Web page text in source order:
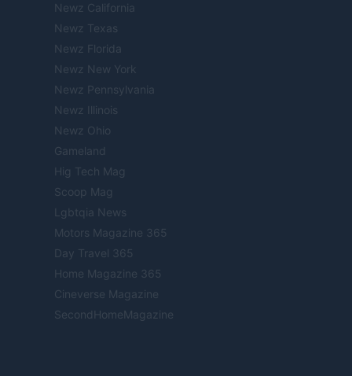
Newz California
Newz Texas
Newz Florida
Newz New York
Newz Pennsylvania
Newz Illinois
Newz Ohio
Gameland
Hig Tech Mag
Scoop Mag
Lgbtqia News
Motors Magazine 365
Day Travel 365
Home Magazine 365
Cineverse Magazine
SecondHomeMagazine